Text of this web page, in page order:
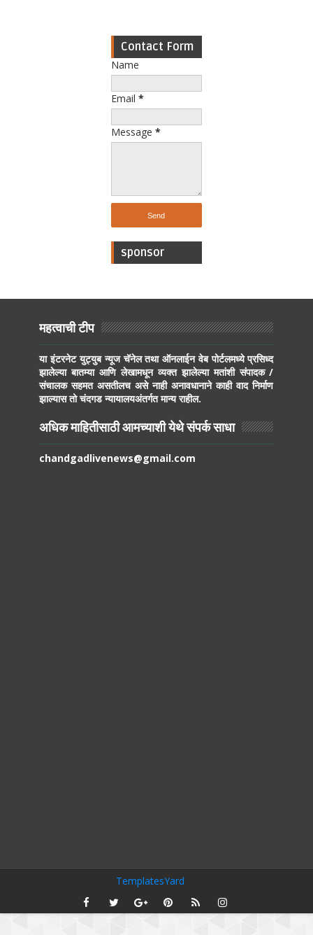
Contact Form
Name
Email *
Message *
sponsor
महत्वाची टीप
या इंटरनेट युट्युब न्यूज चॅनेल तथा ऑनलाईन वेब पोर्टलमध्ये प्रसिध्द
झालेल्या बातम्या आणि लेखामधून व्यक्त झालेल्या मतांशी संपादक /
संचालक सहमत असतीलच असे नाही अनावधानाने काही वाद निर्माण
झाल्यास तो चंदगड न्यायालयअंतर्गत मान्य राहील.
अधिक माहितीसाठी आमच्याशी येथे संपर्क साधा
chandgadlivenews@gmail.com